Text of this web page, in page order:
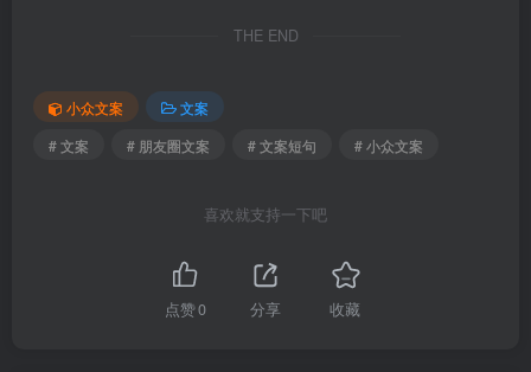
THE END
小众文案
文案
# 文案
# 朋友圈文案 # 文案短句 # 小众文案
喜欢就支持一下吧
点赞0 分享 收藏